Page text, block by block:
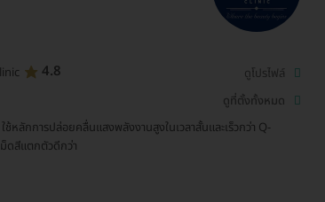
4.8
ดูโปรไฟล์
ดูที่ตั้งทั้งหมด
ช้หลักการปล่อยคลื่นแสงพลังงานสูงในเวลาสั้นและเร็วกว่า Q-
ม็ดสีแตกตัวดีกว่า